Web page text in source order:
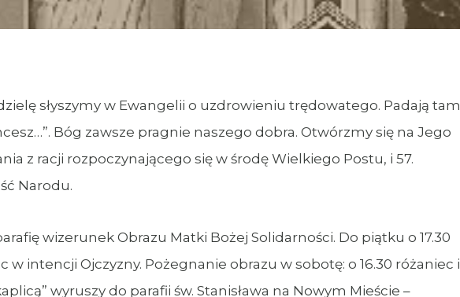
słyszymy w Ewangelii o uzdrowieniu trędowatego. Padają tam
Bóg zawsze pragnie naszego dobra. Otwórzmy się na Jego
z racji rozpoczynającego się w środę Wielkiego Postu, i 57.
Narodu.
wizerunek Obrazu Matki Bożej Solidarności. Do piątku o 17.30
intencji Ojczyzny. Pożegnanie obrazu w sobotę: o 16.30 różaniec i
wyruszy do parafii św. Stanisława na Nowym Mieście –